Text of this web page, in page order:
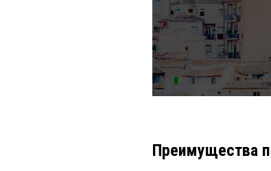
Преимущества